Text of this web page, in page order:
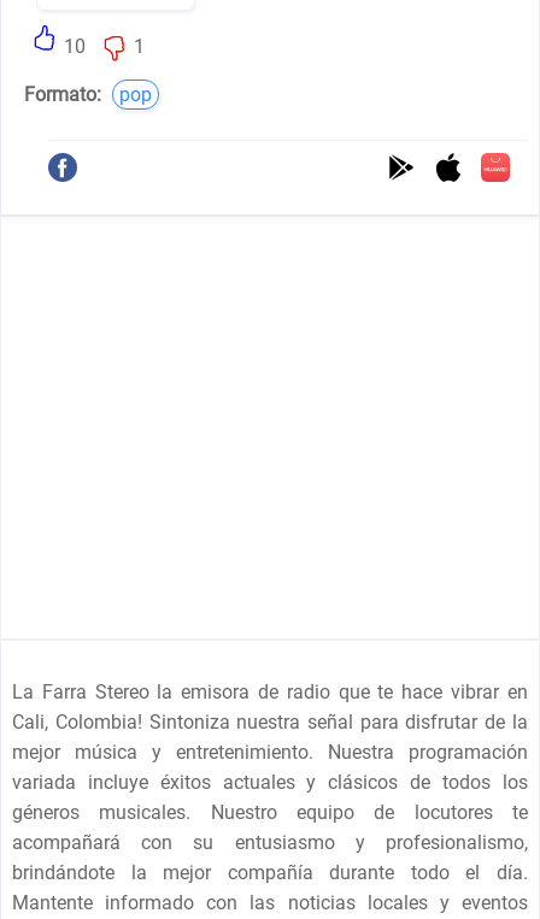
10 1
Formato: pop
La Farra Stereo la emisora de radio que te hace vibrar en
Cali, Colombia! Sintoniza nuestra señal para disfrutar de la
mejor música y entretenimiento. Nuestra programación
variada incluye éxitos actuales y clásicos de todos los
géneros musicales. Nuestro equipo de locutores te
acompañará con su entusiasmo y profesionalismo,
brindándote la mejor compañía durante todo el día.
Mantente informado con las noticias locales y eventos